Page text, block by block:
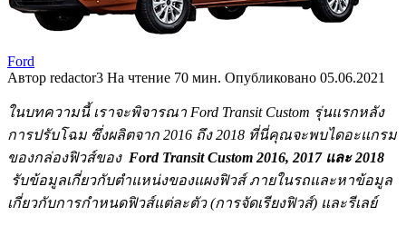
Ford
Автор redactor3 На чтение 70 мин. Опубликовано 05.06.2021
ในบทความนี้ เราจะพิจารณา Ford Transit Custom รุ่นแรกหลัง
การปรับโฉม ซึ่งผลิตจาก 2016 ถึง 2018 ที่นี่คุณจะพบไดอะแกรม
ของกล่องฟิวส์ของ Ford Transit Custom 2016, 2017 และ 2018
รับข้อมูลเกี่ยวกับตำแหน่งของแผงฟิวส์ ภายในรถและหาข้อมูล
เกี่ยวกับการกำหนดฟิวส์แต่ละตัว (การจัดเรียงฟิวส์) และรีเลย์